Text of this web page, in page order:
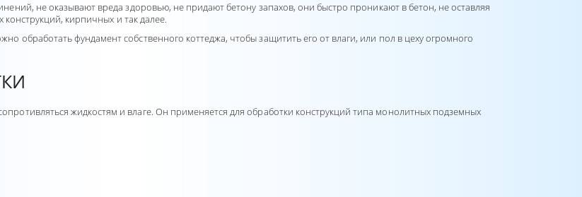
не оказывают вреда здоровью, не придают бетону запахов, они быстро проникают в бетон, не оставляя
кирпичных и так далее.
обработать фундамент собственного коттеджа, чтобы защитить его от влаги, или пол в цеху огромного
жидкостям и влаге. Он применяется для обработки конструкций типа монолитных подземных